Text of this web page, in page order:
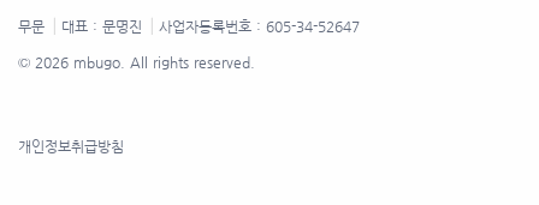
무문 대표 : 문명진
사업자등록번호 : 605-34-52647
© 2026 mbugo. All rights reserved.
개인정보취급방침